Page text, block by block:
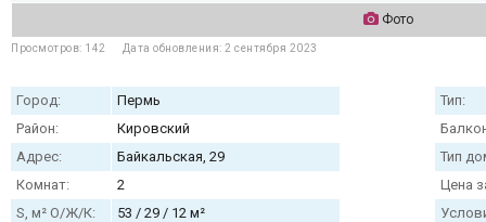
Фото
Просмотров: 142 Дата обновления: 2 сентября 2023
Город:
Пермь
Район:
Кировский
Адрес:
Байкальская, 29
Комнат:
2
S, м² О/Ж/К:
53 / 29 / 12 м²
Тип:
Тип
Цена